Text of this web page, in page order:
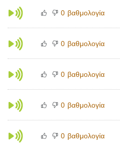
0 βαθμολογία
0 βαθμολογία
0 βαθμολογία
0 βαθμολογία
0 βαθμολογία